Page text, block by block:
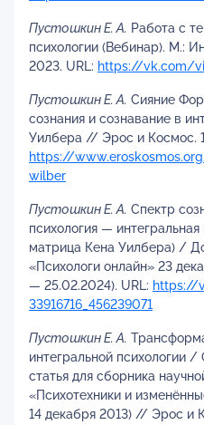
Пустошкин Е. А. Работа с
психологии (Вебинар). М.:
2023. URL: https://vk.com/
Пустошкин Е. А. Сияние
сознания и сознавание в
Уилбера // Эрос и Космос.
https://
wilber
Пустошкин Е. А. Спектр
психология — интегральная
матрица Кена Уилбера) /
«Психологи онлайн» 23
— 25.02.2024). URL: https://
33916716_456239071
Пустошкин Е. А.
интегральной психологии
статья для сборника
«Психотехники и
14 декабря 2013) // Эрос и